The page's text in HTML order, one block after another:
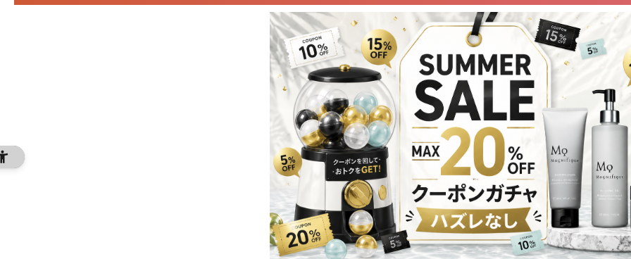
【定期便】
ブライトニングスキンケア
5,940円（税込）
【定期便】
医薬部外品の確かなスカルプ
実感！３点セット
8,470円（税込）
【定期便】
TONIC 2点
5,940円（